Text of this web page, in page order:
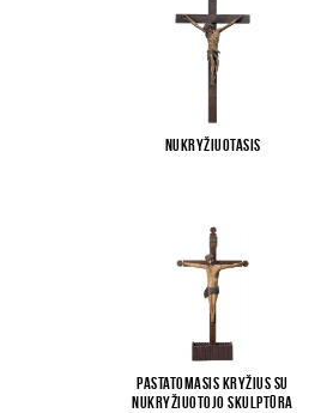
Nukryžiuotasis
Pastatomasis kryžius su
Nukryžiuotojo skulptūra